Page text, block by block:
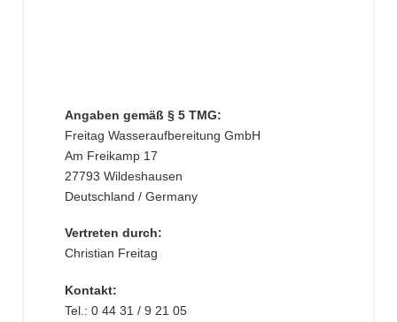
Angaben gemäß § 5 TMG:
Freitag Wasseraufbereitung GmbH
Am Freikamp 17
27793 Wildeshausen
Deutschland / Germany
Vertreten durch:
Christian Freitag
Kontakt:
Tel.: 0 44 31 / 9 21 05